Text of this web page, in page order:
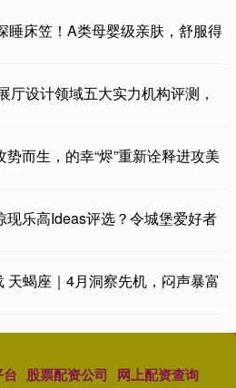
睡床笠！A类母婴级亲肤，舒服得
厅设计领域五大实力机构评测，
而生，的幸“烬”重新诠释进攻美
现乐高Ideas评选？令城堡爱好者
天蝎座｜4月洞察先机，闷声暴富
股票配资公司 网上配资查询